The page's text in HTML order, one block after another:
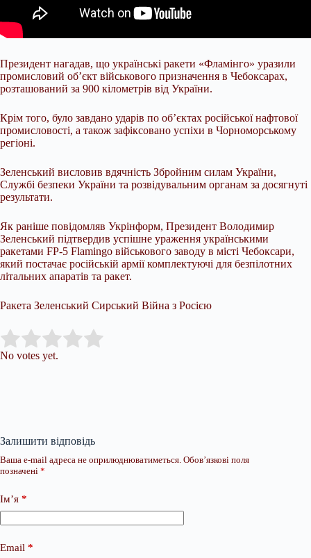
Президент нагадав, що українські ракети «Фламінго» уразили
промисловий об’єкт військового призначення в Чебоксарах,
розташований за 900 кілометрів від України.
Крім того, було завдано ударів по об’єктах російської нафтової
промисловості, а також зафіксовано успіхи в Чорноморському
регіоні.
Зеленський висловив вдячність Збройним силам України,
Службі безпеки України та розвідувальним органам за досягнуті
результати.
Як раніше повідомляв Укрінформ, Президент Володимир
Зеленський підтвердив успішне ураження українськими
ракетами FP-5 Flamingo військового заводу в місті Чебоксари,
який постачає російській армії комплектуючі для безпілотних
літальних апаратів та ракет.
Ракета Зеленський Сирський Війна з Росією
Rate this item:
No votes yet.
Залишити відповідь
Ваша e-mail адреса не оприлюднюватиметься. Обов’язкові поля
позначені *
Ім’я *
Email *